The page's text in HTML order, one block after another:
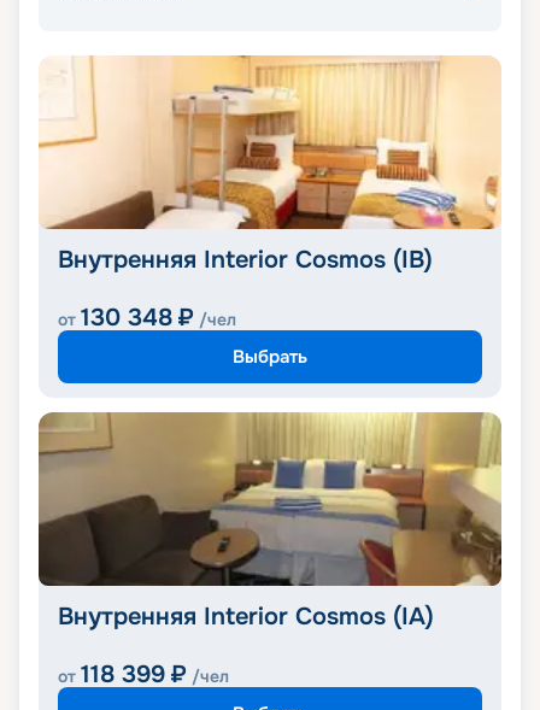
Внутренняя Interior Cosmos (IB)
от 130 348 ₽ /чел
Выбрать
Внутренняя Interior Cosmos (IA)
от 118 399 ₽ /чел